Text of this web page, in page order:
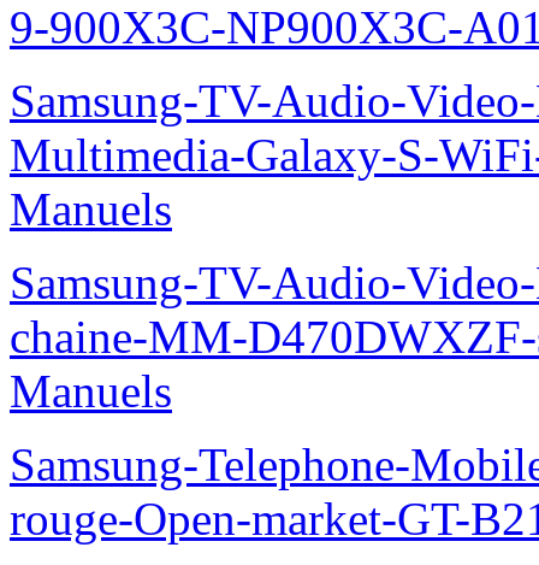
9-900X3C-NP900X3C-
Samsung-TV-Audio-
Multimedia-Galaxy-S-
Manuels
Samsung-TV-Audio-
chaine-MM-
Manuels
Samsung-Telephone-
rouge-Open-market-GT-